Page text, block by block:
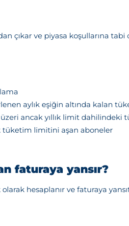
çıkar ve piyasa koşullarına tabi
aylık eşiğin altında kalan
üzeri ancak yıllık limit dahilindeki
tüketim limitini aşan aboneler
faturaya yansır?
hesaplanır ve faturaya